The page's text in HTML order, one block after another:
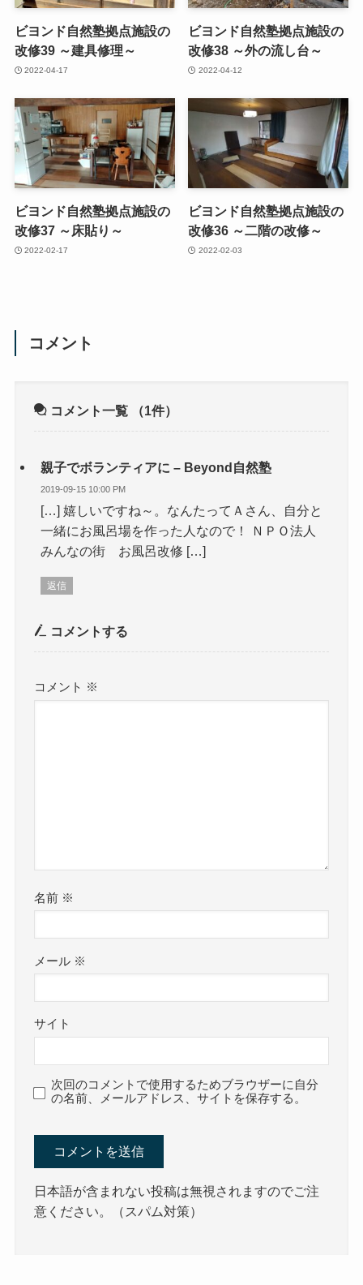
ビヨンド自然塾拠点施設の
改修39 ～建具修理～
2022-04-17
ビヨンド自然塾拠点施設の
改修38 ～外の流し台～
2022-04-12
ビヨンド自然塾拠点施設の
改修37 ～床貼り～
2022-02-17
ビヨンド自然塾拠点施設の
改修36 ～二階の改修～
2022-02-03
コメント
コメント一覧 （1件）
親子でボランティアに – Beyond自然塾
2019-09-15 10:00 PM
[…] 嬉しいですね～。なんたってＡさん、自分と
一緒にお風呂場を作った人なので！ ＮＰＯ法人
みんなの街 お風呂改修 […]
返信
コメントする
コメント ※
名前 ※
メール ※
サイト
次回のコメントで使用するためブラウザーに自分
の名前、メールアドレス、サイトを保存する。
日本語が含まれない投稿は無視されますのでご注
意ください。（スパム対策）